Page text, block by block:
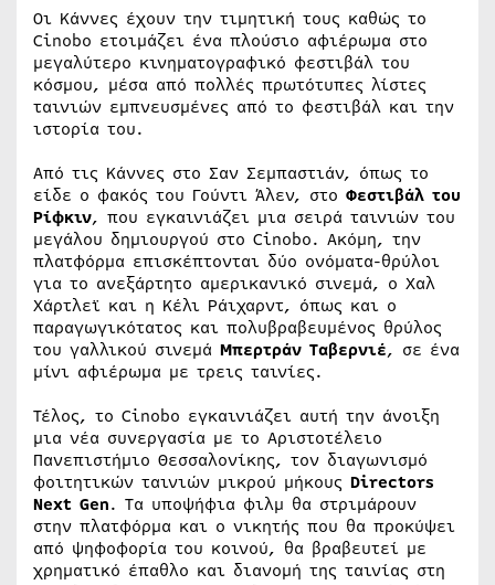
Οι Κάννες έχουν την τιμητική τους καθώς το
Cinobo ετοιμάζει ένα πλούσιο αφιέρωμα στο
μεγαλύτερο κινηματογραφικό φεστιβάλ του
κόσμου, μέσα από πολλές πρωτότυπες λίστες
ταινιών εμπνευσμένες από το φεστιβάλ και την
ιστορία του.
Από τις Κάννες στο Σαν Σεμπαστιάν, όπως το
είδε ο φακός του Γούντι Άλεν, στο Φεστιβάλ του
Ρίφκιν, που εγκαινιάζει μια σειρά ταινιών του
μεγάλου δημιουργού στο Cinobo. Ακόμη, την
πλατφόρμα επισκέπτονται δύο ονόματα-θρύλοι
για το ανεξάρτητο αμερικανικό σινεμά, ο Χαλ
Χάρτλεϊ και η Κέλι Ράιχαρντ, όπως και ο
παραγωγικότατος και πολυβραβευμένος θρύλος
του γαλλικού σινεμά Μπερτράν Ταβερνιέ, σε ένα
μίνι αφιέρωμα με τρεις ταινίες.
Τέλος, το Cinobo εγκαινιάζει αυτή την άνοιξη
μια νέα συνεργασία με το Αριστοτέλειο
Πανεπιστήμιο Θεσσαλονίκης, τον διαγωνισμό
φοιτητικών ταινιών μικρού μήκους Directors
Next Gen. Τα υποψήφια φιλμ θα στριμάρουν
στην πλατφόρμα και ο νικητής που θα προκύψει
από ψηφοφορία του κοινού, θα βραβευτεί με
χρηματικό έπαθλο και διανομή της ταινίας στη